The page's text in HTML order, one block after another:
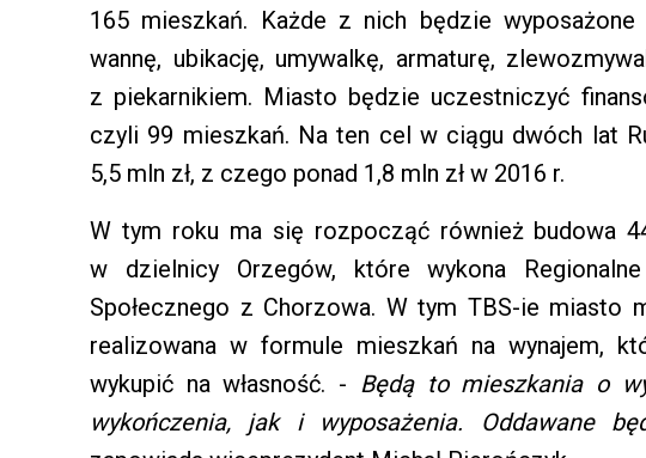
165 mieszkań. Każde z nich będzie wyposażone
wannę, ubikację, umywalkę, armaturę,
z piekarnikiem. Miasto będzie uczestniczyć
czyli 99 mieszkań. Na ten cel w ciągu dwóch lat
5,5 mln zł, z czego ponad 1,8 mln zł w 2016 r.
W tym roku ma się rozpocząć również budowa
w dzielnicy Orzegów, które wykona
Społecznego z Chorzowa. W tym TBS-ie miasto
realizowana w formule mieszkań na wynajem,
wykupić na własność. - Będą to mieszkania o
wykończenia, jak i wyposażenia. Oddawane